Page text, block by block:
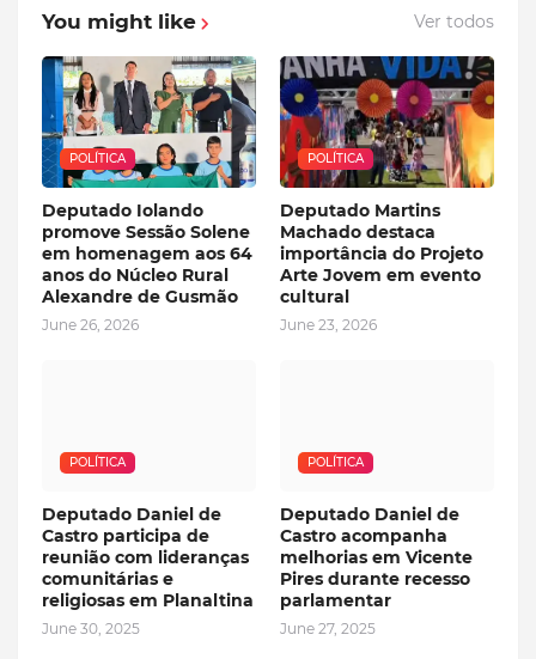
You might like Ver todos
POLÍTICA
Deputado Iolando
promove Sessão Solene
em homenagem aos 64
anos do Núcleo Rural
Alexandre de Gusmão
June 26, 2026
POLÍTICA
Deputado Martins
Machado destaca
importância do Projeto
Arte Jovem em evento
cultural
June 23, 2026
POLÍTICA
Deputado Daniel de
Castro participa de
reunião com lideranças
comunitárias e
religiosas em Planaltina
June 30, 2025
POLÍTICA
Deputado Daniel de
Castro acompanha
melhorias em Vicente
Pires durante recesso
parlamentar
June 27, 2025